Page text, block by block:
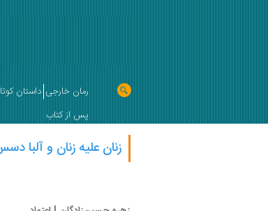
رمان خارجی داستان
پس از کتاب
زنان علیه زنان و آلبا